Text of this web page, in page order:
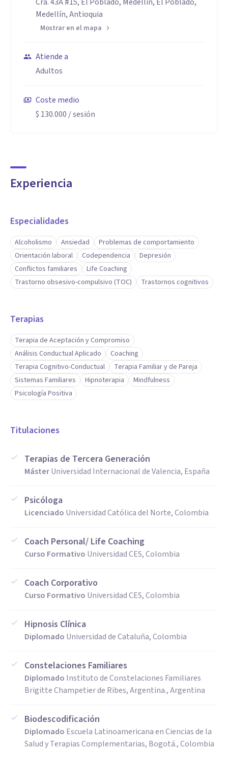
Medellín, Antioquia
Mostrar en el mapa
Atiende a
Adultos
Coste medio
$ 130.000 / sesión
Experiencia
Especialidades
Alcoholismo Ansiedad
Problemas de comportamiento
Orientación laboral
Codependencia
Depresión
Conflictos familiares
Life Coaching
Trastorno obsesivo-compulsivo (TOC)
Trastornos cognitivos
Terapias
Terapia de Aceptación y Compromiso
Análisis Conductual Aplicado
Coaching
Terapia Cognitivo-Conductual
Terapia Familiar y de Pareja
Sistemas Familiares
Hipnoterapia
Mindfulness
Psicología Positiva
Titulaciones
Terapias de Tercera Generación
MásterUniversidad Internacional de Valencia, España
Psicóloga
Licenciado Universidad Católica del Norte, Colombia
Coach Personal/ Life Coaching
Curso Formativo Universidad CES, Colombia
Coach Corporativo
Curso Formativo Universidad CES, Colombia
Hipnosis Clínica
Diplomado Universidad de Cataluña, Colombia
Constelaciones Familiares
Diplomado Instituto de Constelaciones Familiares
Brigitte Champetier de Ribes, Argentina., Argentina
Biodescodificación
Diplomado Escuela Latinoamericana en Ciencias de la
Salud y Terapias Complementarias, Bogotá., Colombia